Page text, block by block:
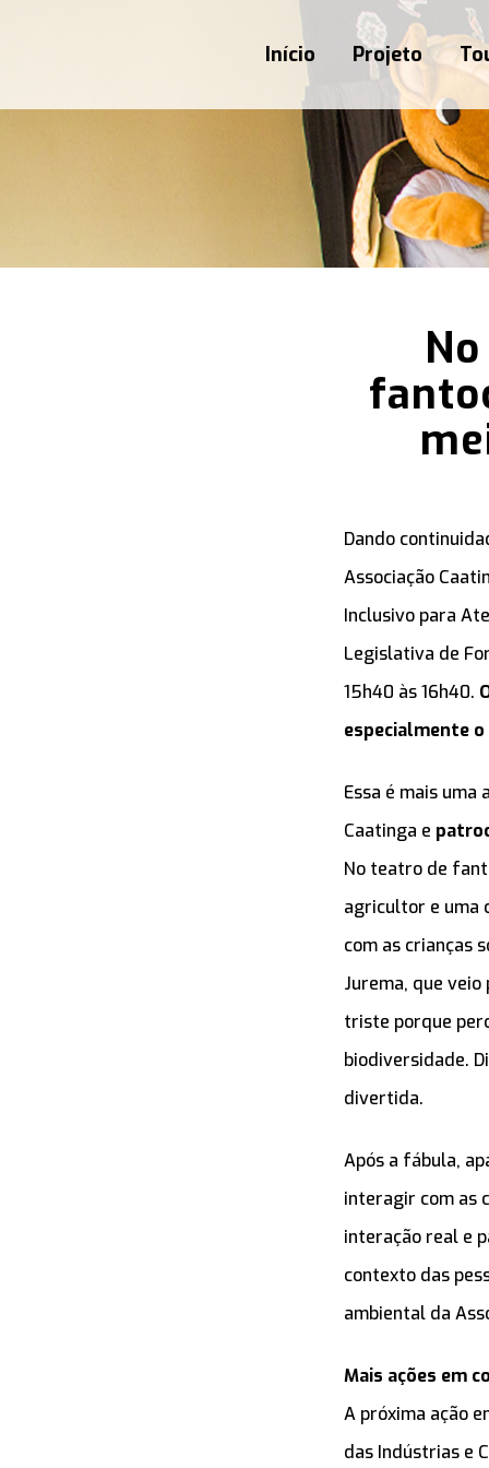
Início Projeto
Dando
Associação
Inclusivo para
Legislativa de
15h40 às 16h40.
especialmente
Essa é mais uma
Caatinga e
No teatro de
agricultor e uma
com as crianças
Jurema, que veio
triste porque
biodiversidade.
divertida.
Após a fábula,
interagir com as
interação real e
contexto das
ambiental da
Mais ações em
A próxima ação
das Indústrias e